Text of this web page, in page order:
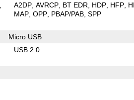
A2DP AVRCP BT EDR HDP HFP
MAP OPP PBAP/PAB SPP
Micro USB
USB 2.0